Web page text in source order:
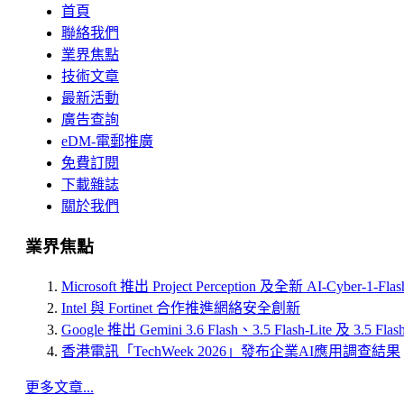
首頁
聯絡我們
業界焦點
技術文章
最新活動
廣告查詢
eDM-電郵推廣
免費訂閱
下載雜誌
關於我們
業界焦點
Microsoft 推出 Project Perception 及全新 AI-Cyber-1-
Intel 與 Fortinet 合作推進網絡安全創新
Google 推出 Gemini 3.6 Flash、3.5 Flash-Lite 及 3.5
香港電訊「TechWeek 2026」發布企業AI應用調查結果
更多文章...